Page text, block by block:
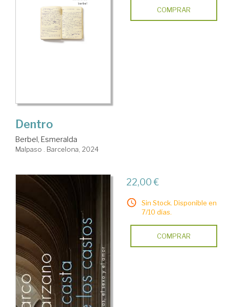
COMPRAR
Dentro
Berbel, Esmeralda
Malpaso . Barcelona, 2024
22,00 €
Sin Stock. Disponible en
7/10 días.
COMPRAR